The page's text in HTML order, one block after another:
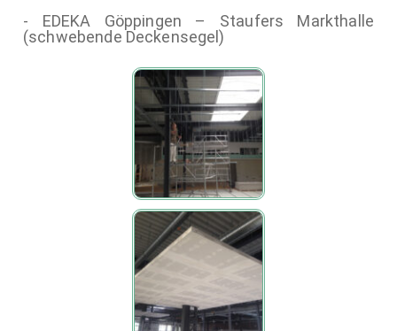
- EDEKA Göppingen – Staufers Markthalle
(schwebende Deckensegel)